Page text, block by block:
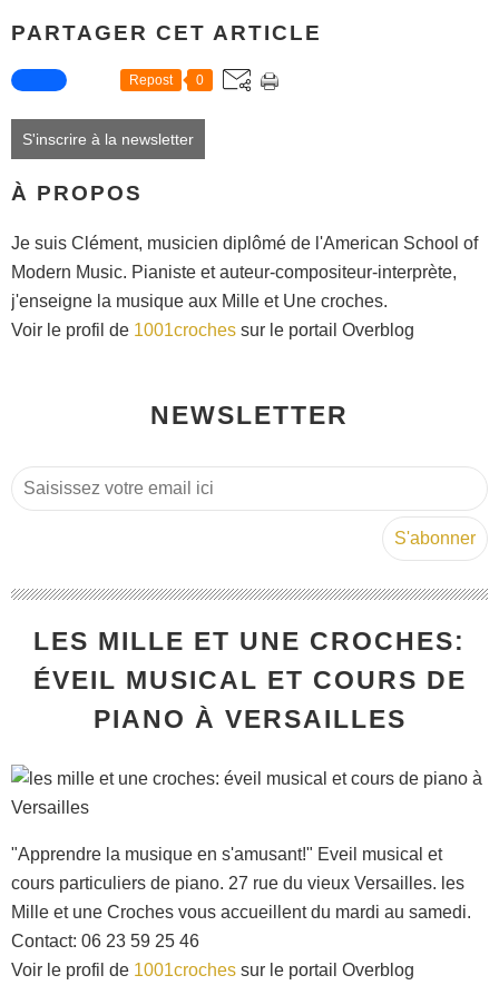
PARTAGER CET ARTICLE
Repost 0
S'inscrire à la newsletter
À PROPOS
Je suis Clément, musicien diplômé de l'American School of
Modern Music. Pianiste et auteur-compositeur-interprète,
j'enseigne la musique aux Mille et Une croches.
Voir le profil de 1001croches sur le portail Overblog
NEWSLETTER
LES MILLE ET UNE CROCHES:
ÉVEIL MUSICAL ET COURS DE
PIANO À VERSAILLES
"Apprendre la musique en s'amusant!" Eveil musical et
cours particuliers de piano. 27 rue du vieux Versailles. les
Mille et une Croches vous accueillent du mardi au samedi.
Contact: 06 23 59 25 46
Voir le profil de 1001croches sur le portail Overblog